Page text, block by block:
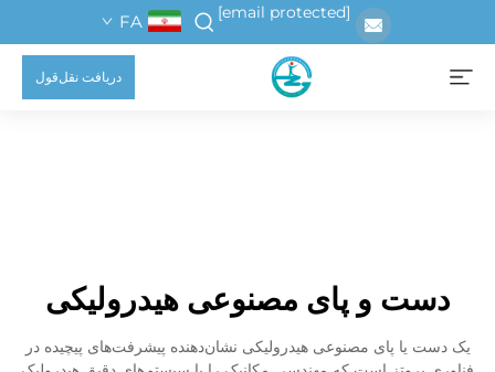
[email protected]
FA
دریافت نقل‌قول
دست و پای مصنوعی هیدرولیکی
یک دست یا پای مصنوعی هیدرولیکی نشان‌دهنده پیشرفت‌های پیچیده در